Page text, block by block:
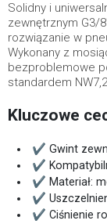
Solidny i
zewnętrznym G3/
rozwiązanie w
Wykonany z
bezproblemowe
standardem
Kluczowe
✔ Gwint
✔
✔ Materiał:
✔
✔ Ciśnienie